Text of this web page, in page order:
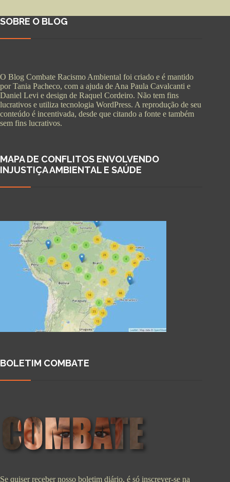
SOBRE O BLOG
O Blog Combate Racismo Ambiental foi criado e é mantido
por Tania Pacheco, com a ajuda de Ana Paula Cavalcanti e
Daniel Levi e design de Raquel Cordeiro. Não tem fins
lucrativos e utiliza tecnologia WordPress. A reprodução de seu
conteúdo é incentivada, desde que citando a fonte e também
sem fins lucrativos.
MAPA DE CONFLITOS ENVOLVENDO
INJUSTIÇA AMBIENTAL E SAÚDE
BOLETIM COMBATE
Se quiser receber nosso boletim diário, é só inscrever-se na